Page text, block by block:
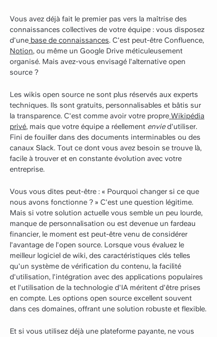
Vous avez déjà fait le premier pas vers la maîtrise des
connaissances collectives de votre équipe : vous disposez
d'une base de connaissances. C'est peut-être Confluence,
Notion, ou même un Google Drive méticuleusement
organisé. Mais avez-vous envisagé l'alternative open
source ?
Les wikis open source ne sont plus réservés aux experts
techniques. Ils sont gratuits, personnalisables et bâtis sur
la transparence. C'est comme avoir votre propre Wikipédia
privé, mais que votre équipe a réellement envied'utiliser.
Fini de fouiller dans des documents interminables ou des
canaux Slack. Tout ce dont vous avez besoin se trouve là,
facile à trouver et en constante évolution avec votre
entreprise.
Vous vous dites peut-être : « Pourquoi changer si ce que
nous avons fonctionne ? » C'est une question légitime.
Mais si votre solution actuelle vous semble un peu lourde,
manque de personnalisation ou est devenue un fardeau
financier, le moment est peut-être venu de considérer
l'avantage de l'open source. Lorsque vous évaluez le
meilleur logiciel de wiki, des caractéristiques clés telles
qu'un système de vérification du contenu, la facilité
d'utilisation, l'intégration avec des applications populaires
et l'utilisation de la technologie d'IA méritent d'être prises
en compte. Les options open source excellent souvent
dans ces domaines, offrant une solution robuste et flexible.
Et si vous utilisez déjà une plateforme payante, ne vous